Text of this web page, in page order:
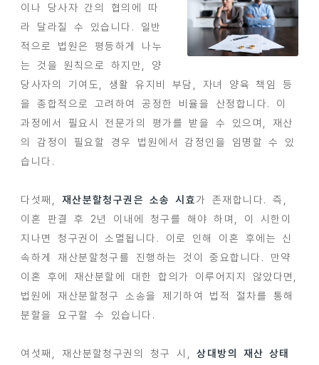
이나 당사자 간의 협의에 따
라 달라질 수 있습니다. 일반
적으로 법원은 평등하게 나누
는 것을 원칙으로 하지만, 양
당사자의 기여도, 생활 유지비 부담, 자녀 양육 책임 등
을 종합적으로 고려하여 공정한 비율을 산정합니다. 이
과정에서 필요시 전문가의 평가를 받을 수 있으며, 재산
의 감정이 필요할 경우 법원에서 감정인을 임명할 수 있
습니다.
다섯째, 재산분할청구권은 소송 시효가 존재합니다. 즉,
이혼 판결 후 2년 이내에 청구를 해야 하며, 이 시한이
지나면 청구권이 소멸됩니다. 이로 인해 이혼 후에는 신
속하게 재산분할청구를 진행하는 것이 중요합니다. 만약
이혼 후에 재산분할에 대한 합의가 이루어지지 않았다면,
법원에 재산분할청구 소송을 제기하여 법적 절차를 통해
분할을 요구할 수 있습니다.
여섯째, 재산분할청구권의 청구 시,상대방의 재산 상태